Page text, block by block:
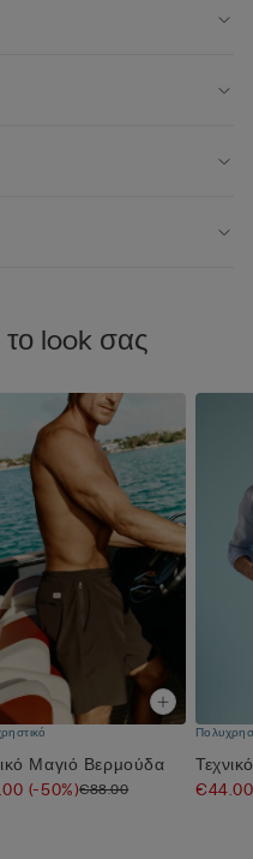
look σας
Μαγιό Βερμούδα
(-50%)€88.00